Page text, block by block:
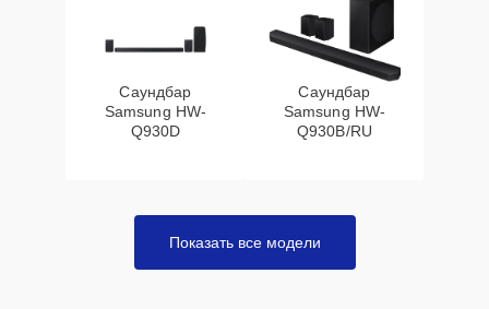
Саундбар
Samsung HW-
Q930D
Саундбар
Samsung HW-
Q930B/RU
Показать все модели